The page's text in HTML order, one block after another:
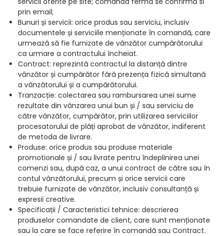
prin email;
Bunuri și servicii: orice produs sau serviciu, inclusiv
documentele și serviciile menționate în comandă, care
urmează să fie furnizate de vânzător cumpărătorului
ca urmare a contractului încheiat.
Contract: reprezintă contractul la distanță dintre
vânzător și cumpărător fără prezența fizică simultană
a vânzătorului și a cumpărătorului.
Tranzacție: colectarea sau rambursarea unei sume
rezultate din vânzarea unui bun și / sau serviciu de
către vânzător, cumpărător, prin utilizarea serviciilor
procesatorului de plăți aprobat de vânzător, indiferent
de metoda de livrare.
Produse: orice produs sau produse materiale
promotionale și / sau livrate pentru îndeplinirea unei
comenzi sau, după caz, a unui contract de către sau în
contul vânzătorului, precum și orice servicii care
trebuie furnizate de vânzător, inclusiv consultanță și
expresii creative.
Specificații / Caracteristici tehnice: descrierea
produselor comandate de client, care sunt menționate
sau la care se face referire în comandă sau Contract.